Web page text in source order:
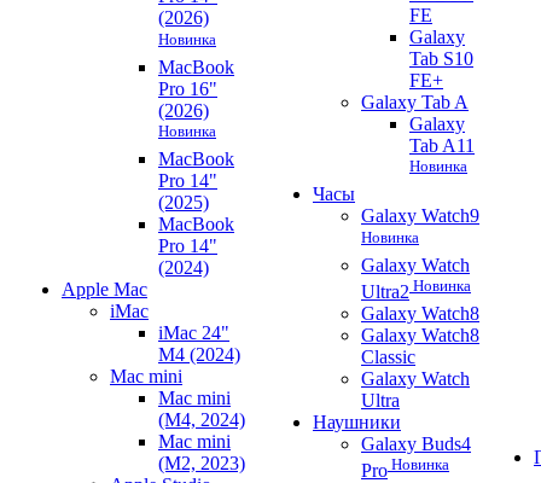
(2026)
Новинка
MacBook
Pro 16"
(2026)
Новинка
MacBook
Pro 14"
(2025)
MacBook
Pro 14"
(2024)
Apple Mac
iMac
iMac 24"
M4 (2024)
Mac mini
Mac mini
(M4, 2024)
Mac mini
(M2, 2023)
FE
Galaxy
Tab S10
FE+
Galaxy Tab A
Galaxy
Tab A11
Новинка
Часы
Galaxy Watch9
Новинка
Galaxy Watch
Ultra2 Новинка
Galaxy Watch8
Galaxy Watch8
Classic
Galaxy Watch
Ultra
Наушники
Galaxy Buds4
Pro Новинка